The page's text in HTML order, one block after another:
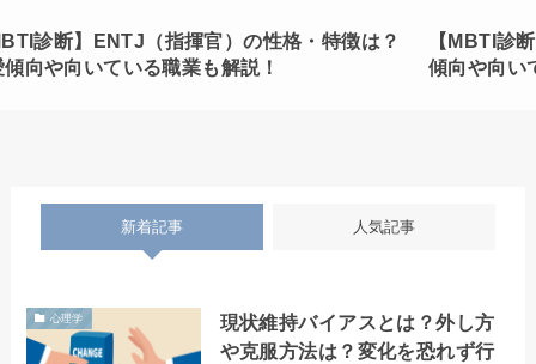
）の性格・特徴は？
解説！
【MBTI診断】INFJ(提唱者)の性格
傾向や向いている職業も解説！
新着記事 人気記事
心理学
現状維持バイアスとは？外し方
や克服方法は？変化を恐れず行